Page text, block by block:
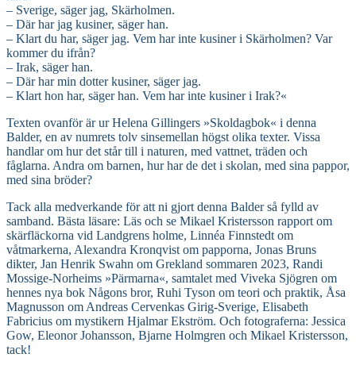
– Sverige, säger jag, Skärholmen.
– Där har jag kusiner, säger han.
– Klart du har, säger jag. Vem har inte kusiner i Skärholmen? Var
kommer du ifrån?
– Irak, säger han.
– Där har min dotter kusiner, säger jag.
– Klart hon har, säger han. Vem har inte kusiner i Irak?«
Texten ovanför är ur Helena Gillingers »Skoldagbok« i denna
Balder, en av numrets tolv sinsemellan högst olika texter. Vissa
handlar om hur det står till i naturen, med vattnet, träden och
fåglarna. Andra om barnen, hur har de det i skolan, med sina pappor,
med sina bröder?
Tack alla medverkande för att ni gjort denna Balder så fylld av
samband. Bästa läsare: Läs och se Mikael Kristersson rapport om
skärfläckorna vid Landgrens holme, Linnéa Finnstedt om
våtmarkerna, Alexandra Kronqvist om papporna, Jonas Bruns
dikter, Jan Henrik Swahn om Grekland sommaren 2023, Randi
Mossige-Norheims »Pärmarna«, samtalet med Viveka Sjögren om
hennes nya bok Någons bror, Ruhi Tyson om teori och praktik, Åsa
Magnusson om Andreas Cervenkas Girig-Sverige, Elisabeth
Fabricius om mystikern Hjalmar Ekström. Och fotograferna: Jessica
Gow, Eleonor Johansson, Bjarne Holmgren och Mikael Kristersson,
tack!